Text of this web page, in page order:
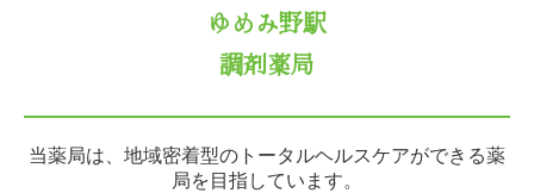
ゆめみ野駅
調剤薬局
当薬局は、地域密着型のトータルヘルスケアができる薬
局を目指しています。